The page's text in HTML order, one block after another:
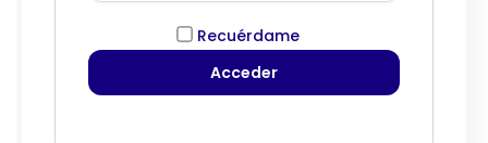
Recuérdame